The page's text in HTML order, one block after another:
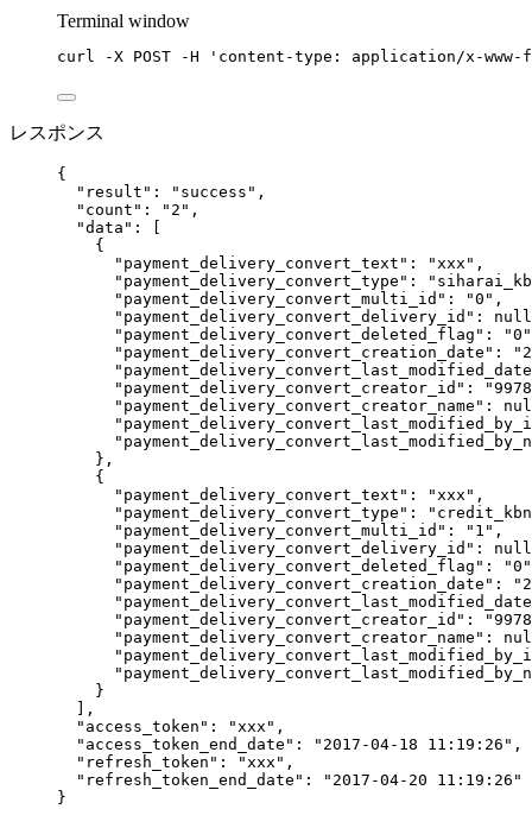
Terminal window
curl -X POST -H ' content-type: application/x-www-
レスポンス
{
"result" : " success " ,
"count" : " 2 " ,
"data" : [
{
"payment_delivery_convert_text" : "xxx " ,
"payment_delivery_convert_type" : "
"payment_delivery_convert_multi_id" : "0 " ,
"payment_delivery_convert_delivery_id" : null
"payment_delivery_convert_deleted_flag" : "0 "
"payment_delivery_convert_creation_date" : "
"payment_delivery_convert_creator_id" : "9978
"payment_delivery_convert_creator_name" :
},
{
"payment_delivery_convert_text" : "xxx " ,
"payment_delivery_convert_type" : " credit_kbn
"payment_delivery_convert_multi_id" : " 1 " ,
"payment_delivery_convert_delivery_id" : null
"payment_delivery_convert_deleted_flag" : "0 "
"payment_delivery_convert_creation_date" : "
"payment_delivery_convert_creator_id" : "9978
"payment_delivery_convert_creator_name" :
}
],
"access_token" : "xxx " ,
"access_token_end_date" : " 2017-04-18 11:19:26 " ,
"refresh_token" : "xxx " ,
"refresh_token_end_date" : " 2017-04-20 11:19:26 "
}